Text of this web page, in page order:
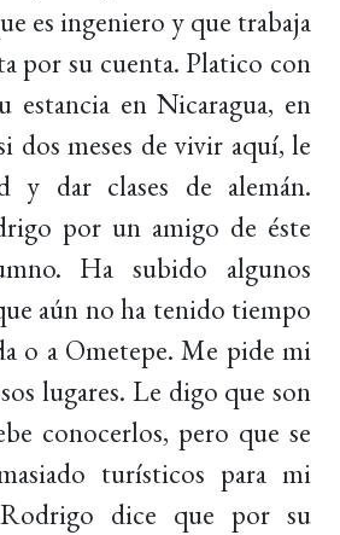
es ingeniero y que trabaja
por su cuenta. Platico con
estancia en Nicaragua, en
dos meses de vivir aquí, le
y dar clases de alemán.
por un amigo de éste
Ha subido algunos
aún no ha tenido tiempo
o a Ometepe. Me pide mi
lugares. Le digo que son
conocerlos, pero que se
turísticos para mi
dice que por su